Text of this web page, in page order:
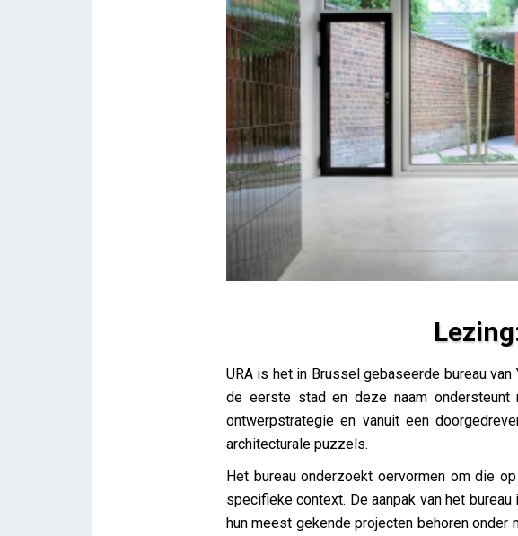
Lezing: Yves Malysse – URA
iris
URA is het in Brussel gebaseerde bureau van
de eerste stad en deze naam
ontwerpstrategie en vanuit een
architecturale puzzels.
Het bureau onderzoekt oervormen om die
specifieke context. De aanpak van het
hun meest gekende projecten behoren onder